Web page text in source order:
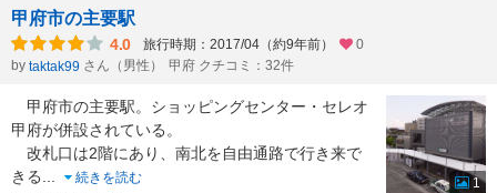
甲府市の主要駅
4.0 旅行時期：2017/04（約9年前）
0
by taktak99 さん（男性） 甲府 クチコミ：32件
甲府市の主要駅。ショッピングセンター・セレオ
甲府が併設されている。
改札口は2階にあり、南北を自由通路で行き来で
きる
続きを読む
1